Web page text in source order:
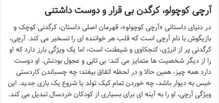
آرچی کوچولو، کرگدن بی قرار و دوست داشتنی
در دنیای داستانی «آرچی کوچولو»، قهرمان اصلی داستان، کرگدنی کوچک و
بازیگوش با نام آرچی است که قلب هر خواننده ای را تسخیر می کند. آرچی،
کرگدنی پر از انرژی، کنجکاوی و شیطنت است، اما یک ویژگی بارز دارد که او
را از دیگر شخصیت ها متمایز می کند: بی تابی و عجول بودنش. او دوست
دارد همه چیز، همین حالا و در لحظه اتفاق بیفتد؛ چه چسباندن کاردستی
خیس به دیوار باشد، چه خوردن تمام کیک تولد یا شروع یک بازی جدید. این
ویژگی آرچی، او را به آینه ای برای بسیاری از کودکان خردسال تبدیل می کند.